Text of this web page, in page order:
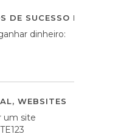
DE SUCESSO DE
dinheiro:
, WEBSITES
um site